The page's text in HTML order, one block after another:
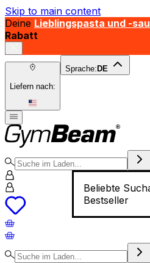
Skip to main content
Deine Lieblingspasta und -
Rabatt
Liefern nach:
Sprache: DE
Beliebte
Bestseller